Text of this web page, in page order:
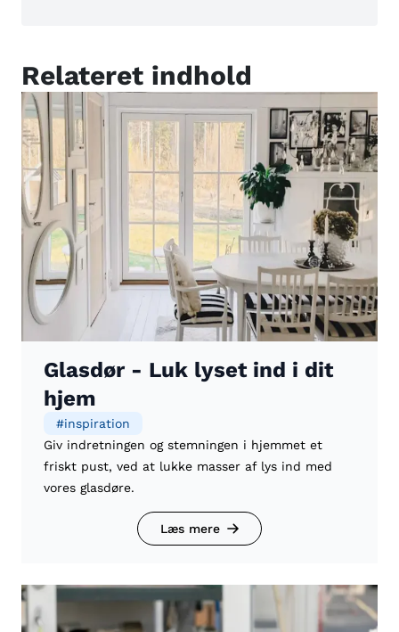
Relateret indhold
Glasdør - Luk lyset ind i dit
hjem
#inspiration
Giv indretningen og stemningen i hjemmet et
friskt pust, ved at lukke masser af lys ind med
vores glasdøre.
Læs mere